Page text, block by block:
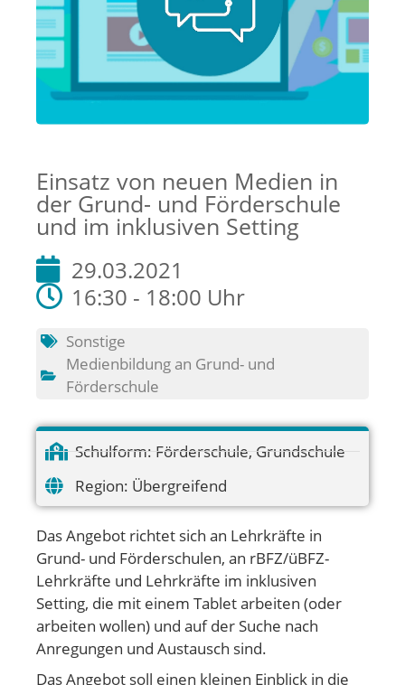
Einsatz von neuen Medien in
der Grund- und Förderschule
und im inklusiven Setting
29.03.2021
16:30 - 18:00 Uhr
Sonstige
Medienbildung an Grund- und
Förderschule
Schulform: Förderschule, Grundschule
Region: Übergreifend
Das Angebot richtet sich an Lehrkräfte in
Grund- und Förderschulen, an rBFZ/üBFZ-
Lehrkräfte und Lehrkräfte im inklusiven
Setting, die mit einem Tablet arbeiten (oder
arbeiten wollen) und auf der Suche nach
Anregungen und Austausch sind.
Das Angebot soll einen kleinen Einblick in die